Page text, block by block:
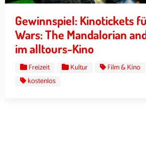
Gewinnspiel: Kinotickets
Wars: The Mandalorian
im alltours-Kino
Freizeit Kultur
Film & Kino
kostenlos